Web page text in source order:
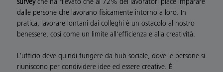
dalle persone che lavorano fisicamente intorno a loro. In
pratica, lavorare lontani dai colleghi è un ostacolo al nostro
benessere, così come un limite all'efficienza e alla creatività.
L’ufficio deve quindi fungere da hub sociale, dove le persone si
riuniscono per condividere idee ed essere creative. È